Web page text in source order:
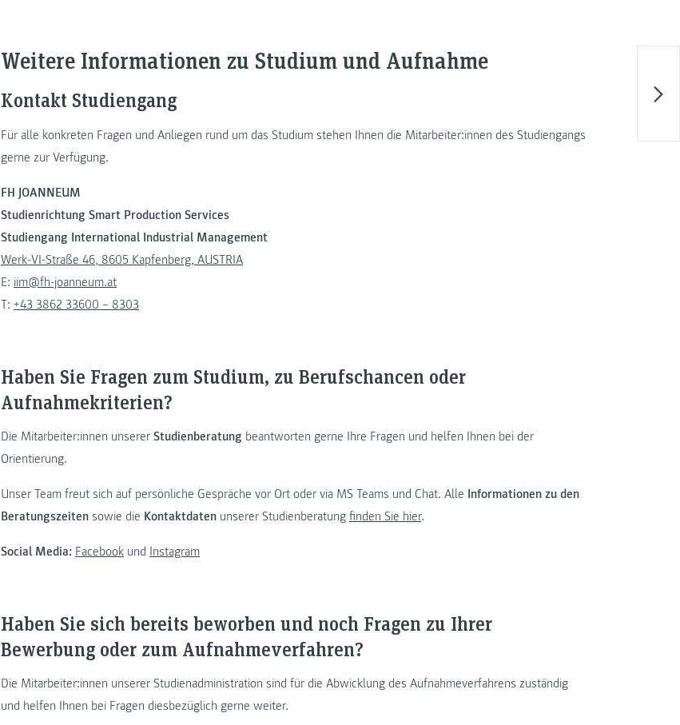
Weitere Informationen zu Studium und Aufnahme
Kontakt Studiengang
Für alle konkreten Fragen und Anliegen rund um das Studium stehen Ihnen die Mitarbeiter:innen des Studiengangs
gerne zur Verfügung.
FH JOANNEUM
Studienrichtung Smart Production Services
Studiengang International Industrial Management
Werk-VI-Straße 46, 8605 Kapfenberg, AUSTRIA
E: iim@fh-joanneum.at
T: +43 3862 33600 – 8303
Haben Sie Fragen zum Studium, zu Berufschancen oder
Aufnahmekriterien?
Die Mitarbeiter:innen unserer Studienberatung beantworten gerne Ihre Fragen und helfen Ihnen bei der
Orientierung.
Unser Team freut sich auf persönliche Gespräche vor Ort oder via MS Teams und Chat. Alle Informationen zu den
Beratungszeiten sowie die Kontaktdaten unserer Studienberatung finden Sie hier.
Social Media: Facebook und Instagram
Haben Sie sich bereits beworben und noch Fragen zu Ihrer
Bewerbung oder zum Aufnahmeverfahren?
Die Mitarbeiter:innen unserer Studienadministration sind für die Abwicklung des Aufnahmeverfahrens zuständig
und helfen Ihnen bei Fragen diesbezüglich gerne weiter.